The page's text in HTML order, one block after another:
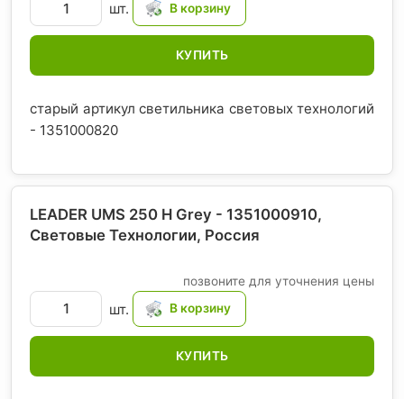
шт.
КУПИТЬ
старый артикул светильника световых технологий
- 1351000820
LEADER UMS 250 H Grey - 1351000910,
Световые Технологии, Россия
позвоните для уточнения цены
шт.
КУПИТЬ